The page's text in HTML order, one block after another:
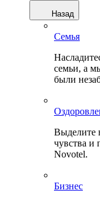
Назад
Семья
семьи, а
были
Выделите
чувства и
Novotel.
Бизнес